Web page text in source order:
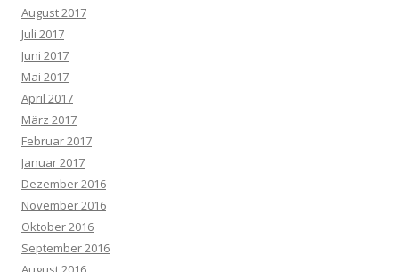
August 2017
Juli 2017
Juni 2017
Mai 2017
April 2017
März 2017
Februar 2017
Januar 2017
Dezember 2016
November 2016
Oktober 2016
September 2016